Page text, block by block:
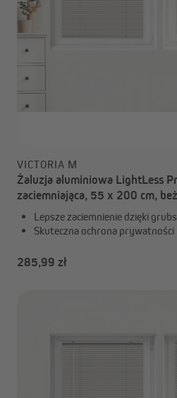
VICTORIA M
Żaluzja aluminiowa LightLess
zaciemniająca, 55 x 200 cm,
Lepsze zaciemnienie dzięki
Skuteczna ochrona prywatności
285,99 zł